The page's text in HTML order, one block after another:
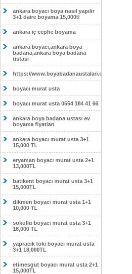
ankara boyacı boya nasıl yapılır
3+1 daire boyama 15,000tl
ankara iç cephe boyama
ankara boyacı,ankara boya
badana,ankara boya badana
ustası
https://www.boyabadanaustalari.com/
boyacı murat usta
boyacı murat usta 0554 184 41 66
ankara boya badana ustası ev
boyama fiyatları
ankara boyacı murat usta 3+1
15,000 TL
eryaman boyacı murat usta 2+1
13,000TL
batıkent boyacı murat usta 3+1
15,000TL
dikmen boyacı murat usta 1+1
10,000 TL
sokullu boyacı murat usta 3+1
16,000 TL
yapracık toki boyacı murat usta
3+1 18,000TL
etimesgut boyacı murat usta 2+1
15,000TL